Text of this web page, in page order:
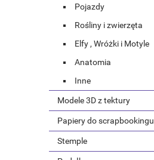
Pojazdy
Rośliny i zwierzęta
Elfy , Wróżki i Motyle
Anatomia
Inne
Modele 3D z tektury
Papiery do scrapbookingu
Stemple